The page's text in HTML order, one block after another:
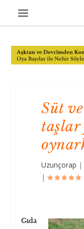
Süt
taşlar
Uzunçorap |
|
Gıda